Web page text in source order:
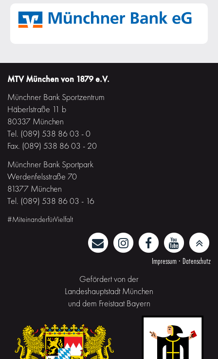
MTV München von 1879 e.V.
Münchner Bank Sportzentrum
Häberlstraße 11 b
80337 München
Tel. (089) 538 86 03 - 0
Fax. (089) 538 86 03 - 20
Münchner Bank Sportpark
Werdenfelsstraße 70
81377 München
Tel. (089) 538 86 03 - 16
#MiteinanderfürVielfalt
Impressum · Datenschutz
Gefördert von der
Landeshauptstadt München
und dem Freistaat Bayern